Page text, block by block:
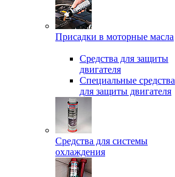
Присадки в моторные масла
Средства для защиты
двигателя
Специальныe средства
для защиты двигателя
Средства для системы
охлаждения